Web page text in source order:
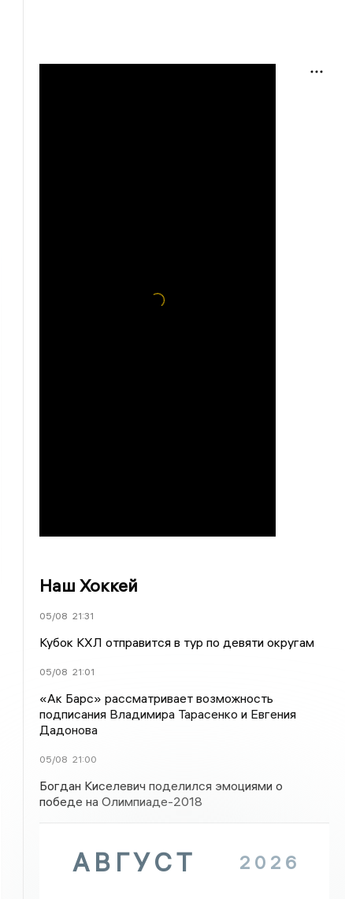
Наш Хоккей
05/08 21:31
Кубок КХЛ отправится в тур по девяти округам
05/08 21:01
«Ак Барс» рассматривает возможность
подписания Владимира Тарасенко и Евгения
Дадонова
05/08 21:00
Богдан Киселевич поделился эмоциями о
победе на Олимпиаде-2018
АВГУСТ 2026